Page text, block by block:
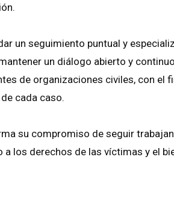
un seguimiento puntual y
un diálogo abierto y
de organizaciones civiles, con el
cada caso.
su compromiso de seguir
los derechos de las víctimas y el